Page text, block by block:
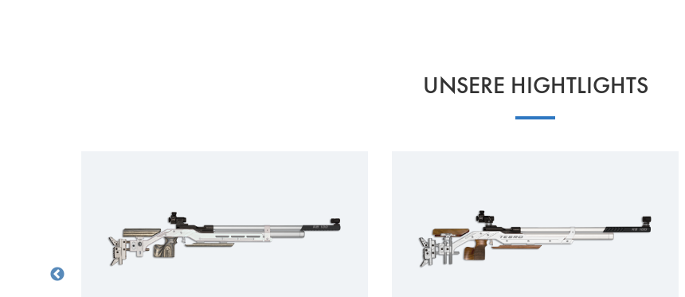
UNSERE HIGHTLIGHTS